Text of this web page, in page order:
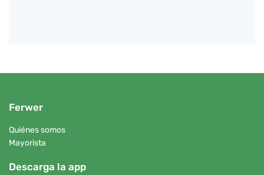
Ferwer
Quiénes somos
Mayorista
Descarga la app